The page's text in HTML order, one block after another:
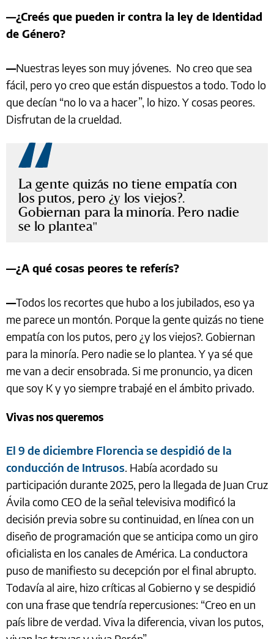
—¿Creés que pueden ir contra la ley de Identidad
de Género?
—Nuestras leyes son muy jóvenes. No creo que sea
fácil, pero yo creo que están dispuestos a todo. Todo lo
que decían “no lo va a hacer”, lo hizo. Y cosas peores.
Disfrutan de la crueldad.
La gente quizás no tiene empatía con
los putos, pero ¿y los viejos?.
Gobiernan para la minoría. Pero nadie
se lo plantea
—¿A qué cosas peores te referís?
—Todos los recortes que hubo a los jubilados, eso ya
me parece un montón. Porque la gente quizás no tiene
empatía con los putos, pero ¿y los viejos?. Gobiernan
para la minoría. Pero nadie se lo plantea. Y ya sé que
me van a decir ensobrada. Si me pronuncio, ya dicen
que soy K y yo siempre trabajé en el ámbito privado.
Vivas nos queremos
El 9 de diciembre Florencia se despidió de la
conducción de Intrusos. Había acordado su
participación durante 2025, pero la llegada de Juan Cruz
Ávila como CEO de la señal televisiva modificó la
decisión previa sobre su continuidad, en línea con un
diseño de programación que se anticipa como un giro
oficialista en los canales de América. La conductora
puso de manifiesto su decepción por el final abrupto.
Todavía al aire, hizo críticas al Gobierno y se despidió
con una frase que tendría repercusiones: “Creo en un
país libre de verdad. Viva la diferencia, vivan los putos,